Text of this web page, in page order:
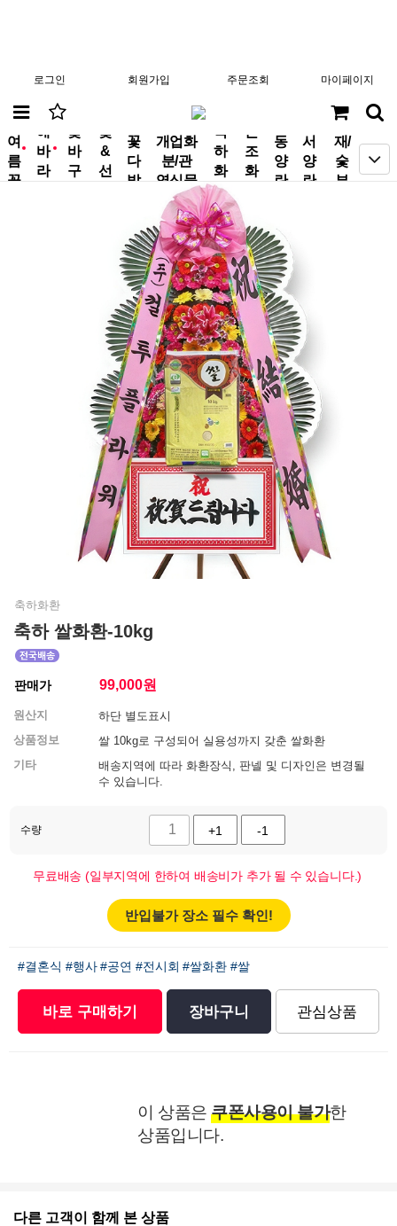
로그인 회원가입 주문조회 마이페이지
new
여
름
꽃
new
해
바
라
꽃
바
구
꽃
&
선
꽃
다
발
개업화
분/관
엽식물
축
하
화
환
근
조
화
동
양
란
서
양
란
분
재/
숯
부
축하화환
축하 쌀화환-10kg
판매가 99,000원
원산지
하단 별도표시
상품정보
쌀 10kg로 구성되어 실용성까지 갖춘 쌀화환
기타
배송지역에 따라 화환장식, 판넬 및 디자인은 변경될
수 있습니다.
수량 +1 -1
무료배송 (일부지역에 한하여 배송비가 추가 될 수 있습니다.)
반입불가 장소 필수 확인!
#결혼식 #행사 #공연 #전시회 #쌀화환 #쌀
바로 구매하기 장바구니 관심상품
이 상품은 쿠폰사용이 불가한
상품입니다.
다른 고객이 함께 본 상품